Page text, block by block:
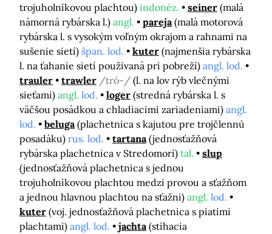
trojuholníkovou plachtou) indonéz. seiner (malá
námorná rybárska l.) angl. pareja (malá motorová
rybárska l. s vysokým voľným okrajom a rahnami na
sušenie sietí) špan. lod. kuter (najmenšia rybárska
l. na ťahanie sietí používaná pri pobreží) angl. lod.
trauler
trawler /tró-/ (l. na lov rýb vlečnými
sieťami) angl. lod. loger (stredná rybárska l. s
väčšou posádkou a chladiacimi zariadeniami) angl.
lod.
beluga (plachetnica s kajutou pre trojčlennú
posadáku) rus. lod. tartana (jednosťažňová
rybárska plachetnica v Stredomorí) tal.
slup
(jednosťažňová plachetnica s jednou
trojuholníkovou plachtou medzi provou a sťažňom
a jednou hlavnou plachtou na sťažni) angl. lod.
kuter (voj. jednosťažňová plachetnica s piatimi
plachtami) angl. lod. jachta (stíhacia